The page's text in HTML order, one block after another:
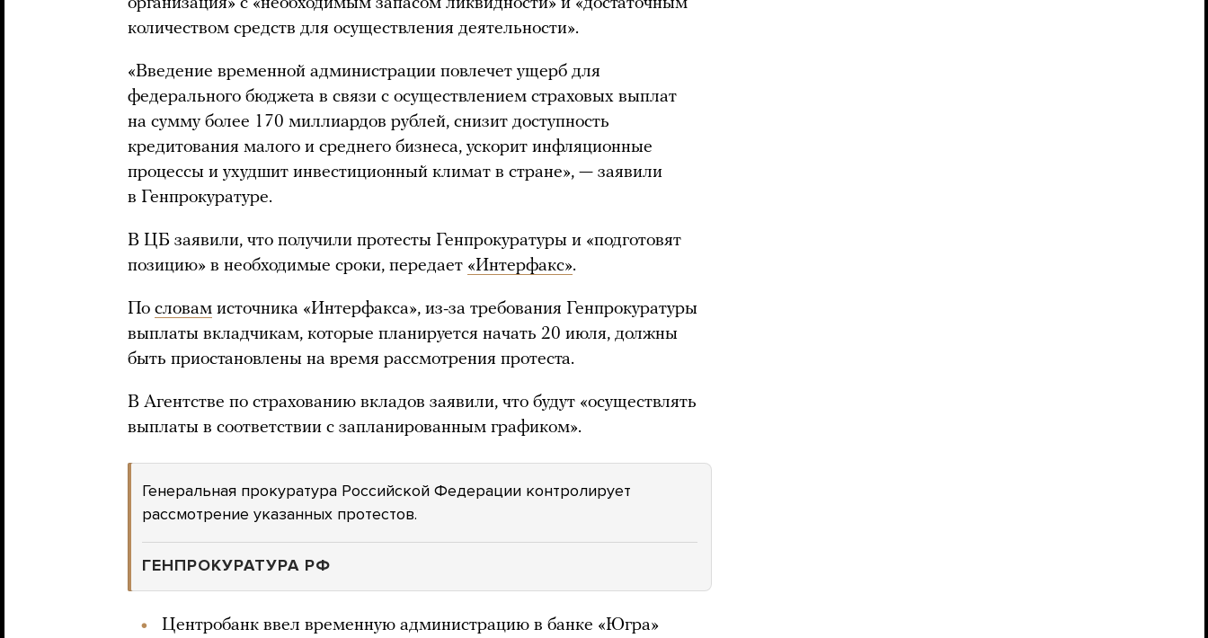
организация» с «необходимым запасом ликвидности» и «достаточным
количеством средств для осуществления деятельности».
«Введение временной администрации повлечет ущерб для
федерального бюджета в связи с осуществлением страховых выплат
на сумму более 170 миллиардов рублей, снизит доступность
кредитования малого и среднего бизнеса, ускорит инфляционные
процессы и ухудшит инвестиционный климат в стране», — заявили
в Генпрокуратуре.
В ЦБ заявили, что получили протесты Генпрокуратуры и «подготовят
позицию» в необходимые сроки, передает «Интерфакс».
По словам источника «Интерфакса», из-за требования Генпрокуратуры
выплаты вкладчикам, которые планируется начать 20 июля, должны
быть приостановлены на время рассмотрения протеста.
В Агентстве по страхованию вкладов заявили, что будут «осуществлять
выплаты в соответствии с запланированным графиком».
Генеральная прокуратура Российской Федерации контролирует
рассмотрение указанных протестов.
ГЕНПРОКУРАТУРА РФ
Центробанк ввел временную администрацию в банке «Югра»